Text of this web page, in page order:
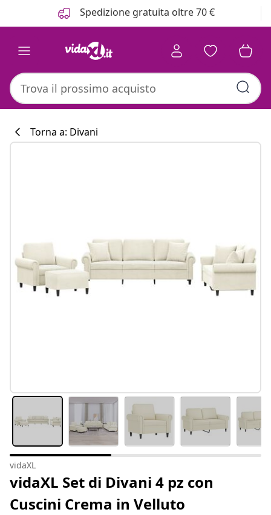
Spedizione gratuita oltre 70 €
Torna a: Divani
vidaXL
vidaXL Set di Divani 4 pz con
Cuscini Crema in Velluto